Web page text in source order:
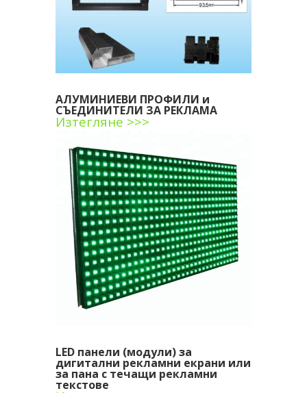
АЛУМИНИЕВИ ПРОФИЛИ и
СЪЕДИНИТЕЛИ ЗА РЕКЛАМА
Изтегляне >>>
LED панели (модули) за
дигитални рекламни екрани или
за пана с течащи рекламни
текстове